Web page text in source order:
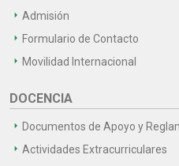
Admisión
Formulario de Contacto
Movilidad Internacional
DOCENCIA
Documentos de Apoyo y
Actividades Extracurriculares